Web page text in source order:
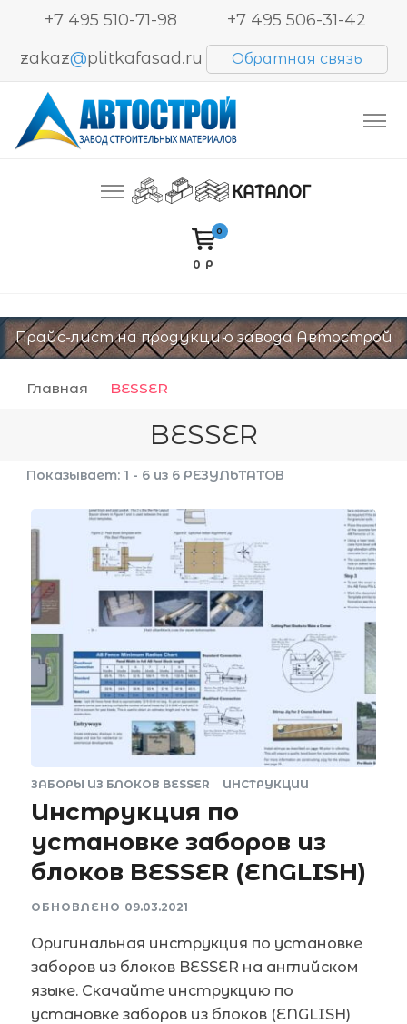
+7 495 510-71-98
+7 495 506-31-42
zakaz@plitkafasad.ru Обратная связь
Автострой. Завод строительных материалов
Производство и продажа тротуарной плитки,
блоков BESSER, кирпича
0
0 Р
Прайс-лист на продукцию завода Автострой
Главная BESSER
BESSER
Показывает: 1 - 6 из 6 РЕЗУЛЬТАТОВ
ЗАБОРЫ ИЗ БЛОКОВ BESSER ИНСТРУКЦИИ
Инструкция по
установке заборов из
блоков BESSER (ENGLISH)
ОБНОВЛЕНО 09.03.2021
Оригинальная инструкция по установке
заборов из блоков BESSER на английском
языке. Скачайте инструкцию по
установке заборов из блоков (ENGLISH)